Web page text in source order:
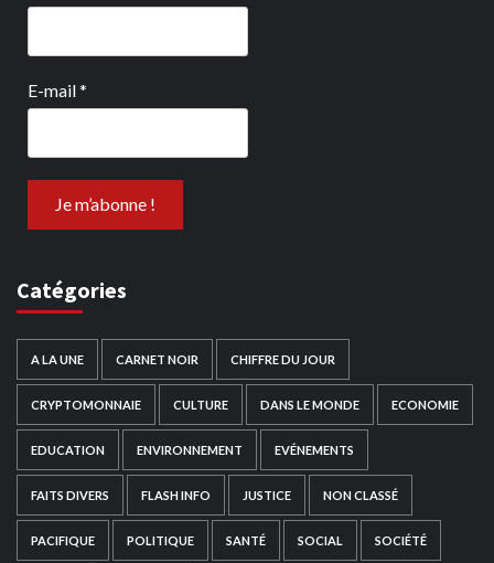
E-mail*
Catégories
A LA UNE CARNET NOIR CHIFFRE DU JOUR
CRYPTOMONNAIE CULTURE DANS LE MONDE ECONOMIE
EDUCATION ENVIRONNEMENT EVÉNEMENTS
FAITS DIVERS FLASH INFO JUSTICE NON CLASSÉ
PACIFIQUE POLITIQUE SANTÉ SOCIAL SOCIÉTÉ